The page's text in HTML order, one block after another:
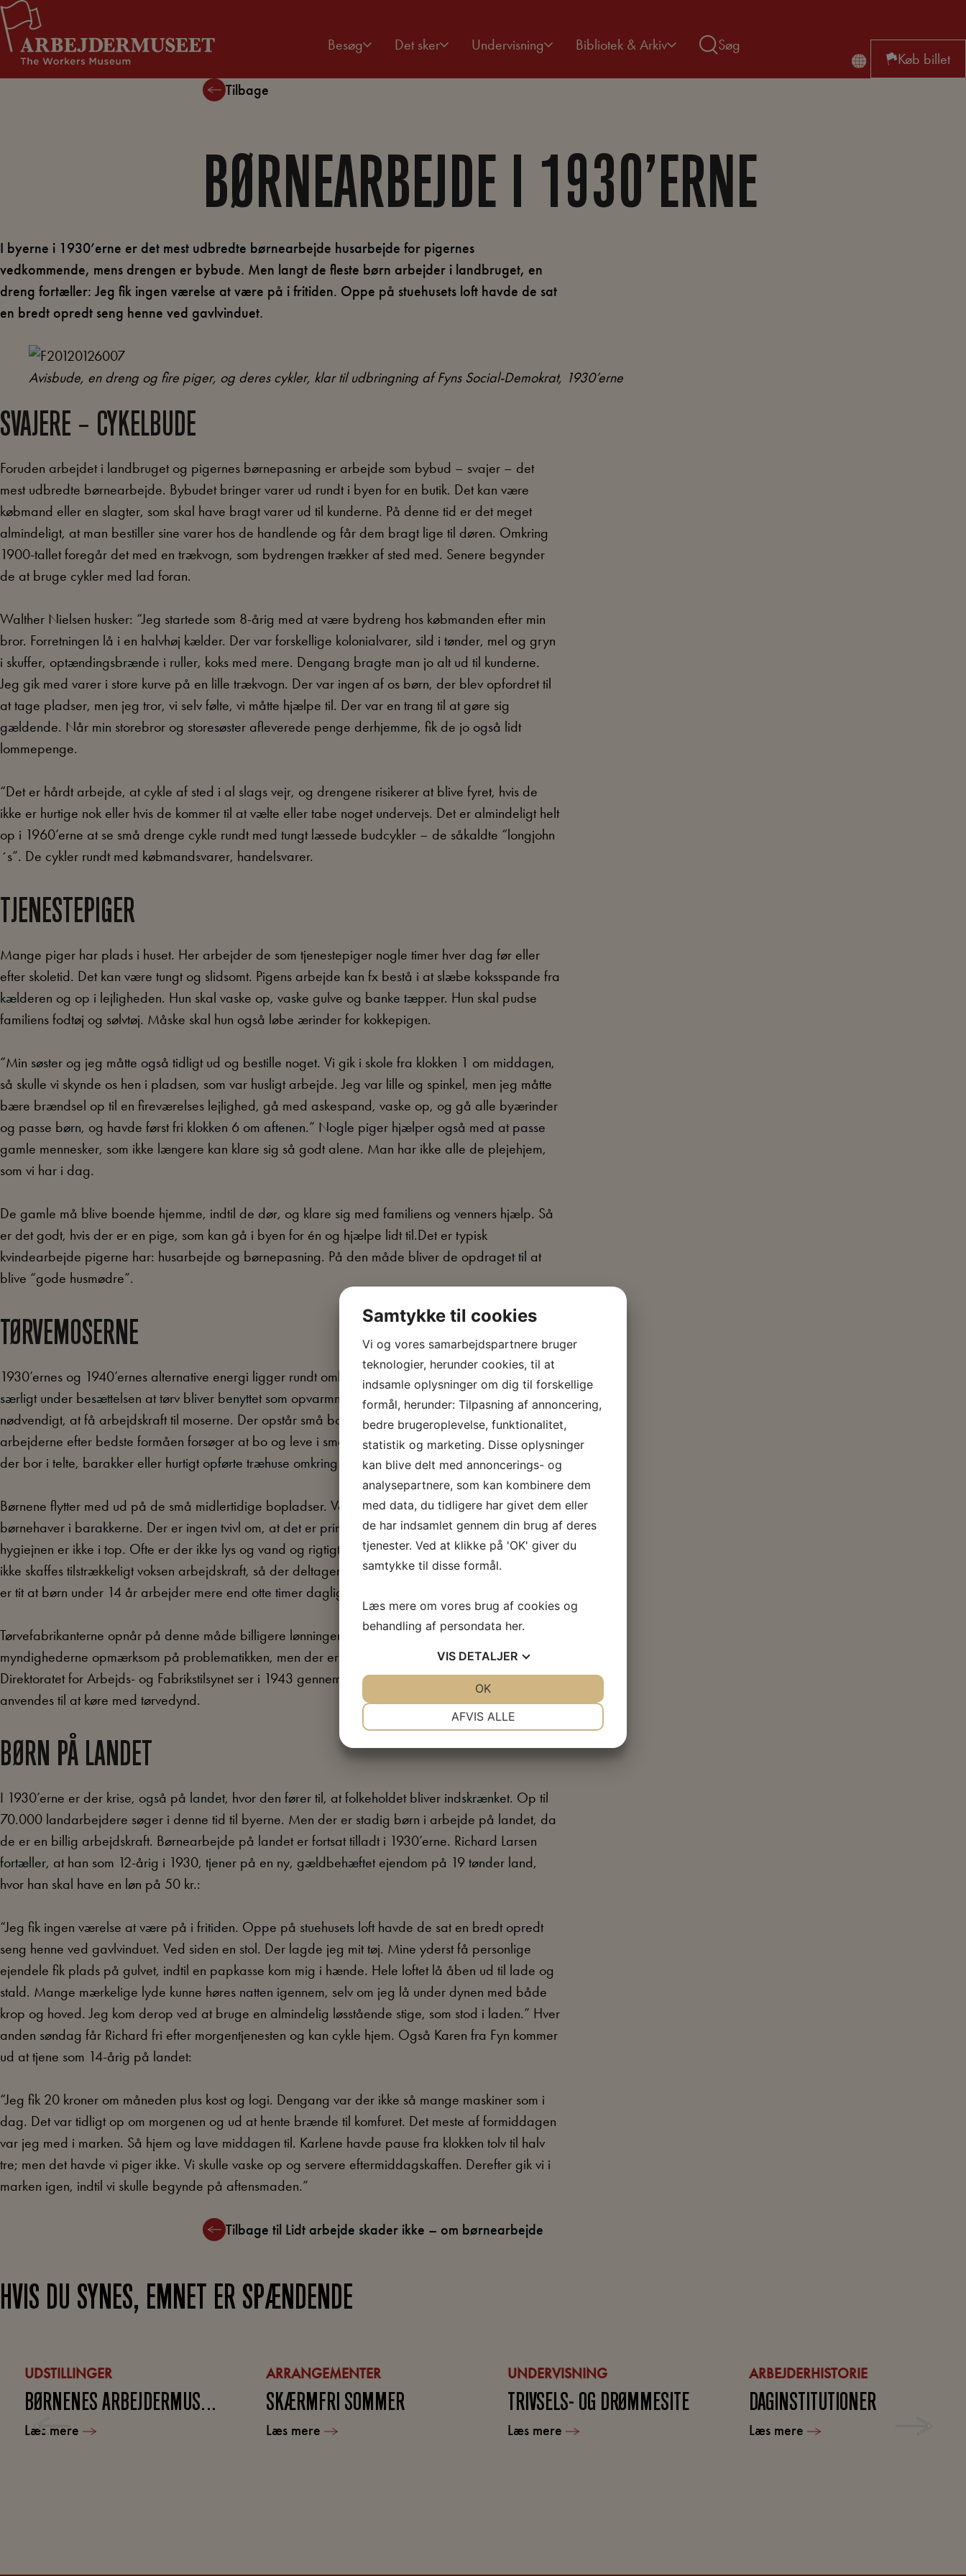
Hop
til
indholdet
Besøg Det sker Undervisning Bibliotek & Arkiv
Søg
Køb billet
Tilbage
BØRNEARBEJDE I 1930’ERNE
I byerne i 1930’erne er det mest udbredte børnearbejde husarbejde for pigernes
vedkommende, mens drengen er bybude. Men langt de fleste børn arbejder i landbruget, en
dreng fortæller: Jeg fik ingen værelse at være på i fritiden. Oppe på stuehusets loft havde de sat
en bredt opredt seng henne ved gavlvinduet.
Avisbude, en dreng og fire piger, og deres cykler, klar til udbringning af Fyns Social-Demokrat, 1930’erne
SVAJERE – CYKELBUDE
Foruden arbejdet i landbruget og pigernes børnepasning er arbejde som bybud – svajer – det
mest udbredte børnearbejde. Bybudet bringer varer ud rundt i byen for en butik. Det kan være
købmand eller en slagter, som skal have bragt varer ud til kunderne. På denne tid er det meget
almindeligt, at man bestiller sine varer hos de handlende og får dem bragt lige til døren. Omkring
1900-tallet foregår det med en trækvogn, som bydrengen trækker af sted med. Senere begynder
de at bruge cykler med lad foran.
Walther Nielsen husker: “Jeg startede som 8-årig med at være bydreng hos købmanden efter min
bror. Forretningen lå i en halvhøj kælder. Der var forskellige kolonialvarer, sild i tønder, mel og gryn
i skuffer, optændingsbrænde i ruller, koks med mere. Dengang bragte man jo alt ud til kunderne.
Jeg gik med varer i store kurve på en lille trækvogn. Der var ingen af os børn, der blev opfordret til
at tage pladser, men jeg tror, vi selv følte, vi måtte hjælpe til. Der var en trang til at gøre sig
gældende. Når min storebror og storesøster afleverede penge derhjemme, fik de jo også lidt
lommepenge.
“Det er hårdt arbejde, at cykle af sted i al slags vejr, og drengene risikerer at blive fyret, hvis de
ikke er hurtige nok eller hvis de kommer til at vælte eller tabe noget undervejs. Det er almindeligt helt
op i 1960’erne at se små drenge cykle rundt med tungt læssede budcykler – de såkaldte “longjohn
´s”. De cykler rundt med købmandsvarer, handelsvarer.
TJENESTEPIGER
Mange piger har plads i huset. Her arbejder de som tjenestepiger nogle timer hver dag før eller
efter skoletid. Det kan være tungt og slidsomt. Pigens arbejde kan fx bestå i at slæbe koksspande fra
kælderen og op i lejligheden. Hun skal vaske op, vaske gulve og banke tæpper. Hun skal pudse
familiens fodtøj og sølvtøj. Måske skal hun også løbe ærinder for kokkepigen.
“Min søster og jeg måtte også tidligt ud og bestille noget. Vi gik i skole fra klokken 1 om middagen,
så skulle vi skynde os hen i pladsen, som var husligt arbejde. Jeg var lille og spinkel, men jeg måtte
bære brændsel op til en fireværelses lejlighed, gå med askespand, vaske op, og gå alle byærinder
og passe børn, og havde først fri klokken 6 om aftenen.” Nogle piger hjælper også med at passe
gamle mennesker, som ikke længere kan klare sig så godt alene. Man har ikke alle de plejehjem,
som vi har i dag.
De gamle må blive boende hjemme, indtil de dør, og klare sig med familiens og venners hjælp. Så
er det godt, hvis der er en pige, som kan gå i byen for én og hjælpe lidt til.Det er typisk
kvindearbejde pigerne har: husarbejde og børnepasning. På den måde bliver de opdraget til at
blive “gode husmødre”.
TØRVEMOSERNE
1930’ernes og 1940’ernes alternative energi ligger rundt omkring i landets tørvemoser. Det er
særligt under besættelsen at tørv bliver benyttet som opvarmningskilde i hjemmene. Derfor er det
nødvendigt, at få arbejdskraft til moserne. Der opstår små bopladser omkring moserne, hvor
arbejderne efter bedste formåen forsøger at bo og leve i små hjemmelavede skure. Der er familier,
der bor i telte, barakker eller hurtigt opførte træhuse omkring moserne.
Børnene flytter med ud på de små midlertidige bopladser. Ved enkelte af moserne opstår der
børnehaver i barakkerne. Der er ingen tvivl om, at det er primitive forhold børnene lever under og
hygiejnen er ikke i top. Ofte er der ikke lys og vand og rigtigt wc. Ved mange af moserne kan der
ikke skaffes tilstrækkeligt voksen arbejdskraft, så der deltager de lidt større børn også i arbejdet. Det
er tit at børn under 14 år arbejder mere end otte timer dagligt.
Tørvefabrikanterne opnår på denne måde billigere lønninger. Under besættelsen bliver
myndighederne opmærksom på problematikken, men der er ikke megen hjælp at hente her:
Direktoratet for Arbejds- og Fabrikstilsynet ser i 1943 gennem fingrene med at drenge under 14 år
anvendes til at køre med tørvedynd.
BØRN PÅ LANDET
I 1930’erne er der krise, også på landet, hvor den fører til, at folkeholdet bliver indskrænket. Op til
70.000 landarbejdere søger i denne tid til byerne. Men der er stadig børn i arbejde på landet, da
de er en billig arbejdskraft. Børnearbejde på landet er fortsat tilladt i 1930’erne. Richard Larsen
fortæller, at han som 12-årig i 1930, tjener på en ny, gældbehæftet ejendom på 19 tønder land,
hvor han skal have en løn på 50 kr.:
“Jeg fik ingen værelse at være på i fritiden. Oppe på stuehusets loft havde de sat en bredt opredt
seng henne ved gavlvinduet. Ved siden en stol. Der lagde jeg mit tøj. Mine yderst få personlige
ejendele fik plads på gulvet, indtil en papkasse kom mig i hænde. Hele loftet lå åben ud til lade og
stald. Mange mærkelige lyde kunne høres natten igennem, selv om jeg lå under dynen med både
krop og hoved. Jeg kom derop ved at bruge en almindelig løsstående stige, som stod i laden.” Hver
anden søndag får Richard fri efter morgentjenesten og kan cykle hjem. Også Karen fra Fyn kommer
ud at tjene som 14-årig på landet:
“Jeg fik 20 kroner om måneden plus kost og logi. Dengang var der ikke så mange maskiner som i
dag. Det var tidligt op om morgenen og ud at hente brænde til komfuret. Det meste af formiddagen
var jeg med i marken. Så hjem og lave middagen til. Karlene havde pause fra klokken tolv til halv
tre; men det havde vi piger ikke. Vi skulle vaske op og servere eftermiddagskaffen. Derefter gik vi i
marken igen, indtil vi skulle begynde på aftensmaden.”
Tilbage til Lidt arbejde skader ikke – om børnearbejde
HVIS DU SYNES, EMNET ER SPÆNDENDE
UDSTILLINGER
BØRNENES ARBEJDERMUSEUM
Læs mere
ARRANGEMENTER
SKÆRMFRI SOMMER
Læs mere
UNDERVISNING
TRIVSELS- OG DRØMMESITE
Læs mere
ARBEJDERHISTORIE
DAGINSTITUTIONER
Læs mere
Samtykke til cookies
Vi og vores samarbejdspartnere bruger
teknologier, herunder cookies, til at
indsamle oplysninger om dig til forskellige
formål, herunder: Tilpasning af annoncering,
bedre brugeroplevelse, funktionalitet,
statistik og marketing. Disse oplysninger
kan blive delt med annoncerings- og
analysepartnere, som kan kombinere dem
med data, du tidligere har givet dem eller
de har indsamlet gennem din brug af deres
tjenester. Ved at klikke på 'OK' giver du
samtykke til disse formål.
Læs mere om vores brug af cookies og
behandling af persondata her.
VIS DETALJER
AFVIS ALLE
OK